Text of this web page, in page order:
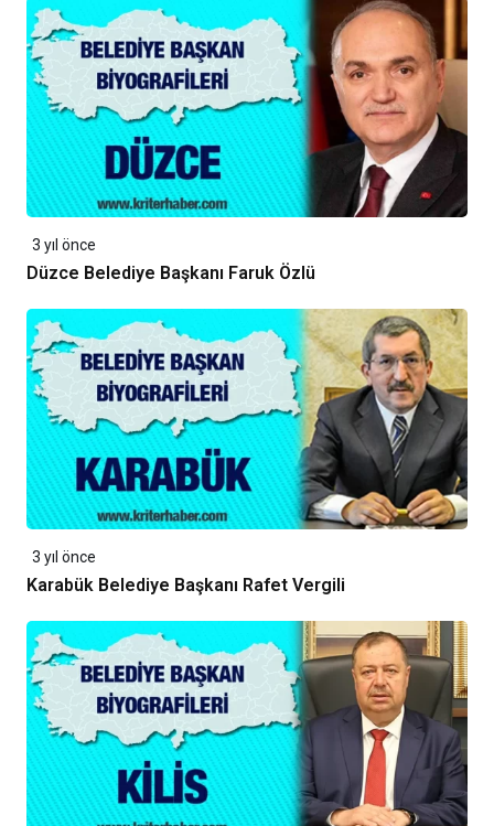
3 yıl önce
Düzce Belediye Başkanı Faruk Özlü
3 yıl önce
Karabük Belediye Başkanı Rafet Vergili